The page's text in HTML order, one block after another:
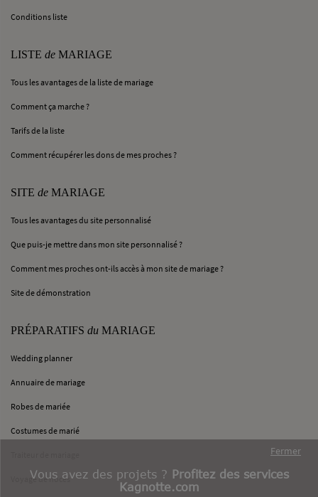
Conditions liste
LISTE de MARIAGE
Tous les avantages de la liste de mariage
Comment ça marche ?
Tarifs de la liste
Comment récupérer les dons de mes proches ?
SITE de MARIAGE
Tous les avantages du site personnalisé
Que puis-je mettre dans mon site personnalisé ?
Comment mes proches ont-ils accès à mon site de mariage ?
Site de démonstration
PRÉPARATIFS du MARIAGE
Wedding planner
Annuaire de mariage
Robes de mariée
Costumes de marié
Voyage de noces
Fermer
Vous avez des projets ?
Profitez des services
Kagnotte.com